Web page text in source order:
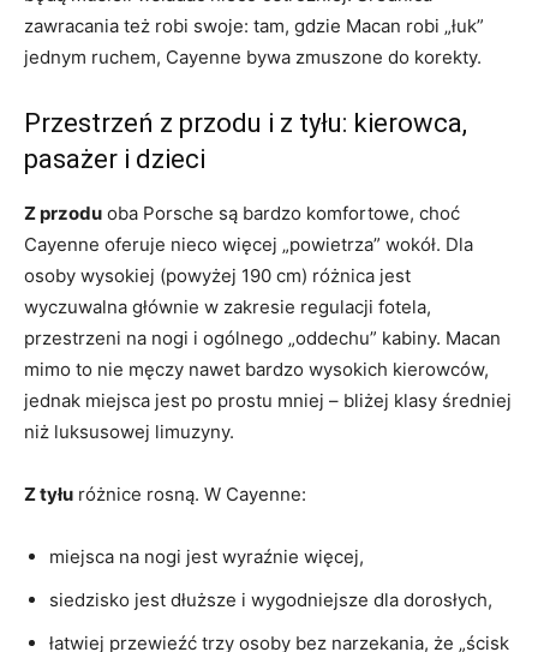
zawracania też robi swoje: tam, gdzie Macan robi „łuk”
jednym ruchem, Cayenne bywa zmuszone do korekty.
Przestrzeń z przodu i z tyłu: kierowca,
pasażer i dzieci
Z przodu oba Porsche są bardzo komfortowe, choć
Cayenne oferuje nieco więcej „powietrza” wokół. Dla
osoby wysokiej (powyżej 190 cm) różnica jest
wyczuwalna głównie w zakresie regulacji fotela,
przestrzeni na nogi i ogólnego „oddechu” kabiny. Macan
mimo to nie męczy nawet bardzo wysokich kierowców,
jednak miejsca jest po prostu mniej – bliżej klasy średniej
niż luksusowej limuzyny.
Z tyłu różnice rosną. W Cayenne:
miejsca na nogi jest wyraźnie więcej,
siedzisko jest dłuższe i wygodniejsze dla dorosłych,
łatwiej przewieźć trzy osoby bez narzekania, że „ścisk